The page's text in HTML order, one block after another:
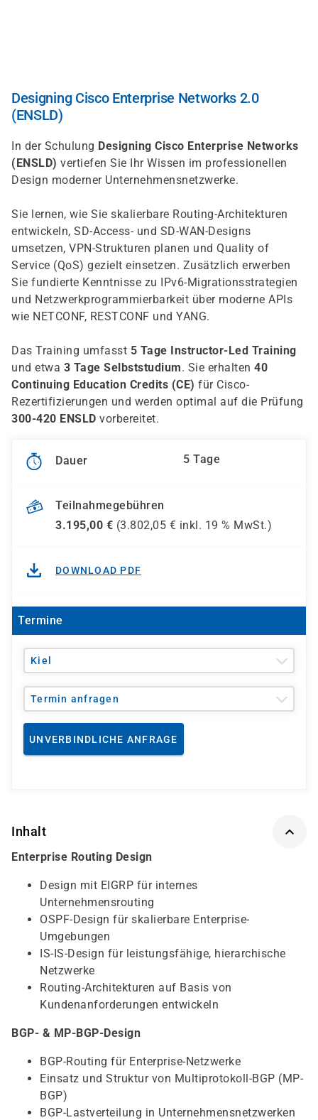
Designing Cisco Enterprise Networks 2.0
(ENSLD)
In der Schulung Designing Cisco Enterprise Networks
(ENSLD) vertiefen Sie Ihr Wissen im professionellen
Design moderner Unternehmensnetzwerke.
Sie lernen, wie Sie skalierbare Routing-Architekturen
entwickeln, SD-Access- und SD-WAN-Designs
umsetzen, VPN-Strukturen planen und Quality of
Service (QoS) gezielt einsetzen. Zusätzlich erwerben
Sie fundierte Kenntnisse zu IPv6-Migrationsstrategien
und Netzwerkprogrammierbarkeit über moderne APIs
wie NETCONF, RESTCONF und YANG.
Das Training umfasst 5 Tage Instructor-Led Training
und etwa 3 Tage Selbststudium. Sie erhalten 40
Continuing Education Credits (CE) für Cisco-
Rezertifizierungen und werden optimal auf die Prüfung
300-420 ENSLD vorbereitet.
Dauer 5 Tage
Teilnahmegebühren
3.195,00 € (3.802,05 € inkl. 19 % MwSt.)
DOWNLOAD PDF
Termine
Kiel
Termin anfragen
UNVERBINDLICHE ANFRAGE
Inhalt
Enterprise Routing Design
Design mit EIGRP für internes
Unternehmensrouting
OSPF-Design für skalierbare Enterprise-
Umgebungen
IS-IS-Design für leistungsfähige, hierarchische
Netzwerke
Routing-Architekturen auf Basis von
Kundenanforderungen entwickeln
BGP- & MP-BGP-Design
BGP-Routing für Enterprise-Netzwerke
Einsatz und Struktur von Multiprotokoll-BGP (MP-
BGP)
BGP-Lastverteilung in Unternehmensnetzwerken